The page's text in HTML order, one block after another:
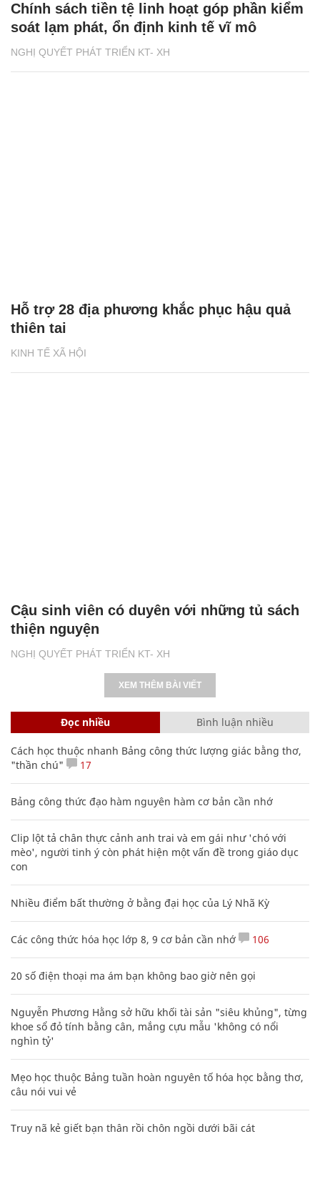
NGHỊ QUYẾT PHÁT TRIỂN KT- XH
Chính sách tiền tệ linh hoạt góp phần kiểm
soát lạm phát, ổn định kinh tế vĩ mô
KINH TẾ XÃ HỘI
Hỗ trợ 28 địa phương khắc phục hậu quả
thiên tai
NGHỊ QUYẾT PHÁT TRIỂN KT- XH
Cậu sinh viên có duyên với những tủ sách
thiện nguyện
XEM THÊM BÀI VIẾT
Đọc nhiều Bình luận nhiều
Cách học thuộc nhanh Bảng công thức lượng giác bằng thơ,
"thần chú"
17
Bảng công thức đạo hàm nguyên hàm cơ bản cần nhớ
Clip lột tả chân thực cảnh anh trai và em gái như 'chó với
mèo', người tinh ý còn phát hiện một vấn đề trong giáo dục
con
Nhiều điểm bất thường ở bằng đại học của Lý Nhã Kỳ
Các công thức hóa học lớp 8, 9 cơ bản cần nhớ 106
20 số điện thoại ma ám bạn không bao giờ nên gọi
Nguyễn Phương Hằng sở hữu khối tài sản "siêu khủng", từng
khoe sổ đỏ tính bằng cân, mắng cựu mẫu 'không có nổi
nghìn tỷ'
Mẹo học thuộc Bảng tuần hoàn nguyên tố hóa học bằng thơ,
câu nói vui vẻ
Truy nã kẻ giết bạn thân rồi chôn ngồi dưới bãi cát